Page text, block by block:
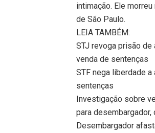
intimação. Ele
de São Paulo.
LEIA TAMBÉM:
STJ revoga prisão
venda de sentenças
STF nega liberdade
sentenças
Investigação sobre
para
Desembargador